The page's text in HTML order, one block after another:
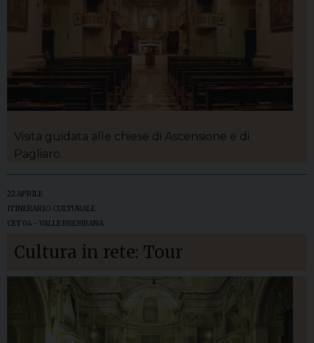
Visita guidata alle chiese di Ascensione e di
Pagliaro.
22 APRILE
ITINERARIO CULTURALE
CET 04 - VALLE BREMBANA
Cultura in rete: Tour